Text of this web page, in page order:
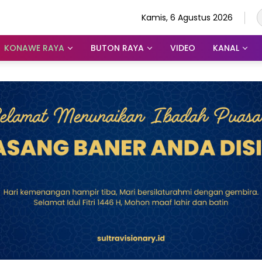
Kamis, 6 Agustus 2026
KONAWE RAYA BUTON RAYA VIDEO KANAL